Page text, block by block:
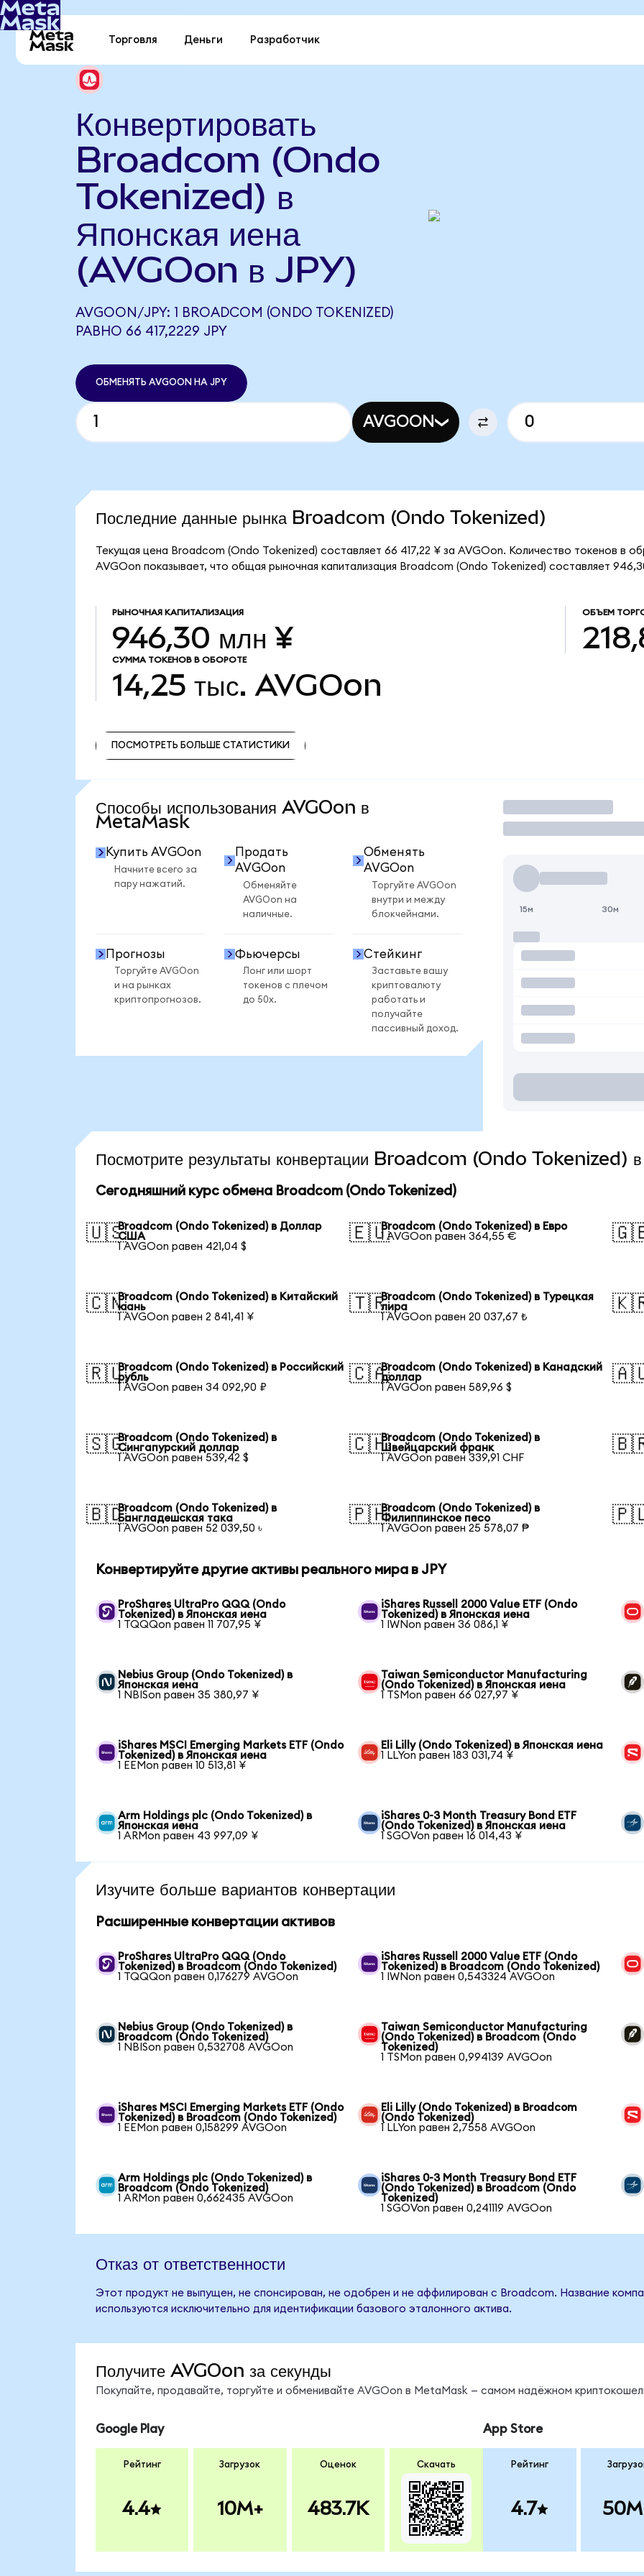
Торговля Деньги Разработчик
Конвертировать
Broadcom (Ondo
Tokenized) в
Японская иена
(AVGOon в JPY)
AVGOON/JPY: 1 BROADCOM (ONDO TOKENIZED)
РАВНО 66 417,2229 JPY
ОБМЕНЯТЬ AVGOON НА JPY
AVGOON
Последние данные рынка Broadcom (Ondo Tokenized)
Текущая цена Broadcom (Ondo Tokenized) составляет 66 417,22 ¥ за AVGOon. Количество токенов в
AVGOon показывает, что общая рыночная капитализация Broadcom (Ondo Tokenized) составляет
РЫНОЧНАЯ КАПИТАЛИЗАЦИЯ
946,30 млн ¥
ОБЪЕМ
СУММА ТОКЕНОВ В ОБОРОТЕ
14,25 тыс. AVGOon
ПОСМОТРЕТЬ БОЛЬШЕ СТАТИСТИКИ
Способы использования AVGOon в
MetaMask
Купить AVGOon
Начните всего за
пару нажатий.
Продать
AVGOon
Обменяйте
AVGOon на
наличные.
Обменять
AVGOon
Торгуйте AVGOon
внутри и между
блокчейнами.
Прогнозы
Торгуйте AVGOon
и на рынках
криптопрогнозов.
Фьючерсы
Лонг или шорт
токенов с плечом
до 50x.
Стейкинг
Заставьте вашу
криптовалюту
работать и
получайте
пассивный доход.
Торговать
15м 30м
Посмотрите результаты конвертации Broadcom (Ondo Tokenized)
Сегодняшний курс обмена Broadcom (Ondo Tokenized)
🇺🇸Broadcom (Ondo Tokenized) в Доллар
США
1 AVGOon равен 421,04 $
🇪🇺Broadcom (Ondo Tokenized) в Евро
1 AVGOon равен 364,55 €
🇨🇳Broadcom (Ondo Tokenized) в Китайский
юань
1 AVGOon равен 2 841,41 ¥
🇹🇷Broadcom (Ondo Tokenized) в Турецкая
лира
1 AVGOon равен 20 037,67 ₺
🇷🇺Broadcom (Ondo Tokenized) в Российский
рубль
1 AVGOon равен 34 092,90 ₽
🇨🇦Broadcom (Ondo Tokenized) в Канадский
доллар
1 AVGOon равен 589,96 $
🇸🇬Broadcom (Ondo Tokenized) в
Сингапурский доллар
1 AVGOon равен 539,42 $
🇨🇭Broadcom (Ondo Tokenized) в
Швейцарский франк
1 AVGOon равен 339,91 CHF
🇧🇩Broadcom (Ondo Tokenized) в
Бангладешская така
1 AVGOon равен 52 039,50 ৳
🇵🇭Broadcom (Ondo Tokenized) в
Филиппинское песо
1 AVGOon равен 25 578,07 ₱
Конвертируйте другие активы реального мира в JPY
ProShares UltraPro QQQ (Ondo
Tokenized) в Японская иена
1 TQQQon равен 11 707,95 ¥
iShares Russell 2000 Value ETF (Ondo
Tokenized) в Японская иена
1 IWNon равен 36 086,1 ¥
Nebius Group (Ondo Tokenized) в
Японская иена
1 NBISon равен 35 380,97 ¥
Taiwan Semiconductor Manufacturing
(Ondo Tokenized) в Японская иена
1 TSMon равен 66 027,97 ¥
iShares MSCI Emerging Markets ETF (Ondo
Tokenized) в Японская иена
1 EEMon равен 10 513,81 ¥
Eli Lilly (Ondo Tokenized) в Японская иена
1 LLYon равен 183 031,74 ¥
Arm Holdings plc (Ondo Tokenized) в
Японская иена
1 ARMon равен 43 997,09 ¥
iShares 0-3 Month Treasury Bond ETF
(Ondo Tokenized) в Японская иена
1 SGOVon равен 16 014,43 ¥
Изучите больше вариантов конвертации
Расширенные конвертации активов
ProShares UltraPro QQQ (Ondo
Tokenized) в Broadcom (Ondo Tokenized)
1 TQQQon равен 0,176279 AVGOon
iShares Russell 2000 Value ETF (Ondo
Tokenized) в Broadcom (Ondo Tokenized)
1 IWNon равен 0,543324 AVGOon
Nebius Group (Ondo Tokenized) в
Broadcom (Ondo Tokenized)
1 NBISon равен 0,532708 AVGOon
Taiwan Semiconductor Manufacturing
(Ondo Tokenized) в Broadcom (Ondo
Tokenized)
1 TSMon равен 0,994139 AVGOon
iShares MSCI Emerging Markets ETF (Ondo
Tokenized) в Broadcom (Ondo Tokenized)
1 EEMon равен 0,158299 AVGOon
Eli Lilly (Ondo Tokenized) в Broadcom
(Ondo Tokenized)
1 LLYon равен 2,7558 AVGOon
Arm Holdings plc (Ondo Tokenized) в
Broadcom (Ondo Tokenized)
1 ARMon равен 0,662435 AVGOon
iShares 0-3 Month Treasury Bond ETF
(Ondo Tokenized) в Broadcom (Ondo
Tokenized)
1 SGOVon равен 0,241119 AVGOon
Отказ от ответственности
Этот продукт не выпущен, не спонсирован, не одобрен и не аффилирован с Broadcom. Название
используются исключительно для идентификации базового эталонного актива.
Получите AVGOon за секунды
Покупайте, продавайте, торгуйте и обменивайте AVGOon в MetaMask — самом надёжном
Google Play
Рейтинг
4.4
Загрузок
10M+
Оценок
483.7K
Скачать
App Store
Рейтинг
4.7